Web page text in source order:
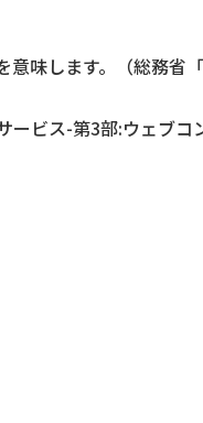
味します。（総務省
ービス-第3部:ウェブコ